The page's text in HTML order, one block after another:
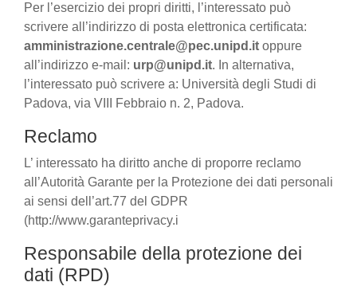
Per l’esercizio dei propri diritti, l’interessato può
scrivere all’indirizzo di posta elettronica certificata:
amministrazione.centrale@pec.unipd.it oppure
all’indirizzo e-mail: urp@unipd.it. In alternativa,
l’interessato può scrivere a: Università degli Studi di
Padova, via VIII Febbraio n. 2, Padova.
Reclamo
L’ interessato ha diritto anche di proporre reclamo
all’Autorità Garante per la Protezione dei dati personali
ai sensi dell’art.77 del GDPR
(http://www.garanteprivacy.i
Responsabile della protezione dei
dati (RPD)